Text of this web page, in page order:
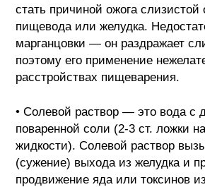
стать причиной ожога слизистой
пищевода или желудка.
марганцовки — он раздражает
поэтому его применение
расстройствах пищеварения.
• Солевой раствор — это вода с
поваренной соли (2-3 ст. ложки
жидкости). Солевой раствор
(сужение) выхода из желудка и
продвижение яда или токсинов